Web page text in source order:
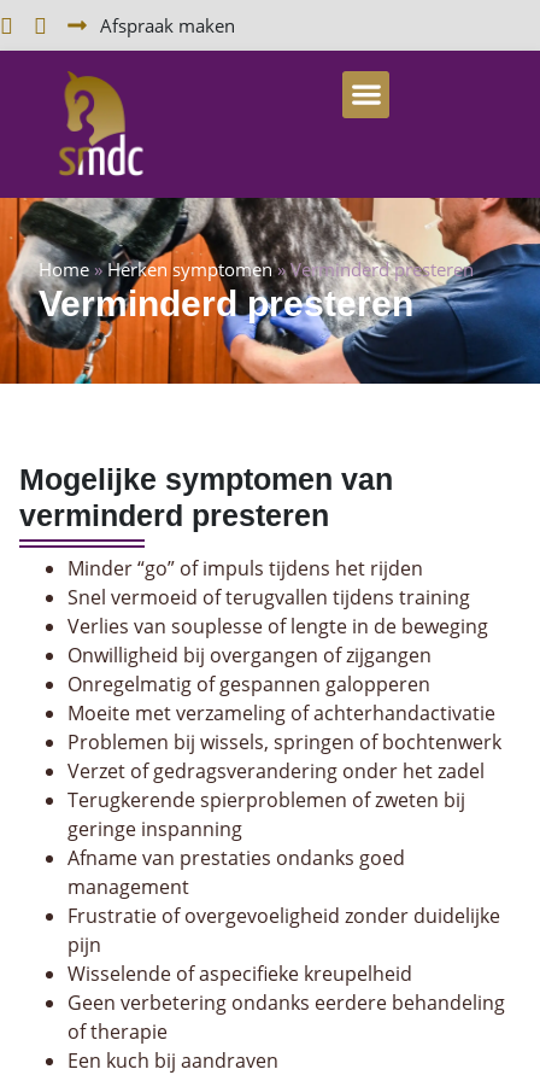
Afspraak maken
Home»Herken symptomen»Verminderd presteren
Verminderd presteren
Mogelijke symptomen van
verminderd presteren
Minder “go” of impuls tijdens het rijden
Snel vermoeid of terugvallen tijdens training
Verlies van souplesse of lengte in de beweging
Onwilligheid bij overgangen of zijgangen
Onregelmatig of gespannen galopperen
Moeite met verzameling of achterhandactivatie
Problemen bij wissels, springen of bochtenwerk
Verzet of gedragsverandering onder het zadel
Terugkerende spierproblemen of zweten bij
geringe inspanning
Afname van prestaties ondanks goed
management
Frustratie of overgevoeligheid zonder duidelijke
pijn
Wisselende of aspecifieke kreupelheid
Geen verbetering ondanks eerdere behandeling
of therapie
Een kuch bij aandraven